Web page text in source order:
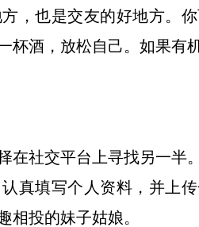
，也是交友的好地方。
杯酒，放松自己。如果有
在社交平台上寻找另一半
真填写个人资料，并上
相投的妹子姑娘。